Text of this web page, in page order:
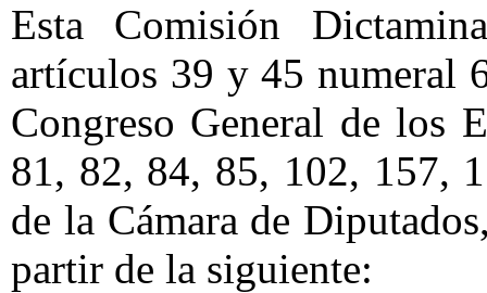
Esta Comisión
artículos 39 y 45 numeral
Congreso General de los
81, 82, 84, 85, 102, 157,
de la Cámara de
partir de la siguiente: